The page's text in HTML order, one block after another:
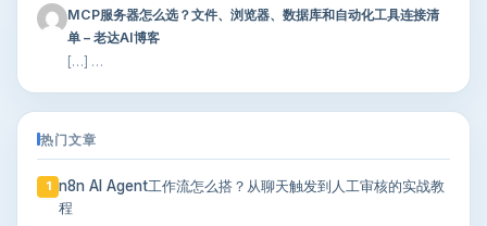
MCP服务器怎么选？文件、浏览器、数据库和自动化工具连接清
单 – 老达AI博客
[…] …
热门文章
1
n8n AI Agent工作流怎么搭？从聊天触发到人工审核的实战教
程